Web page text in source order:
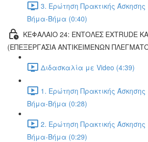
3. Ερώτηση Πρακτικής
Βήμα-Βήμα (0:40)
ΚΕΦΑΛΑΙΟ 24: ΕΝΤΟΛΕΣ EXTRUDE
(ΕΠΕΞΕΡΓΑΣΙΑ ΑΝΤΙΚΕΙΜΕΝΩΝ
Διδασκαλία με Video (4:39)
1. Ερώτηση Πρακτικής
Βήμα-Βήμα (0:28)
2. Ερώτηση Πρακτικής
Βήμα-Βήμα (0:29)